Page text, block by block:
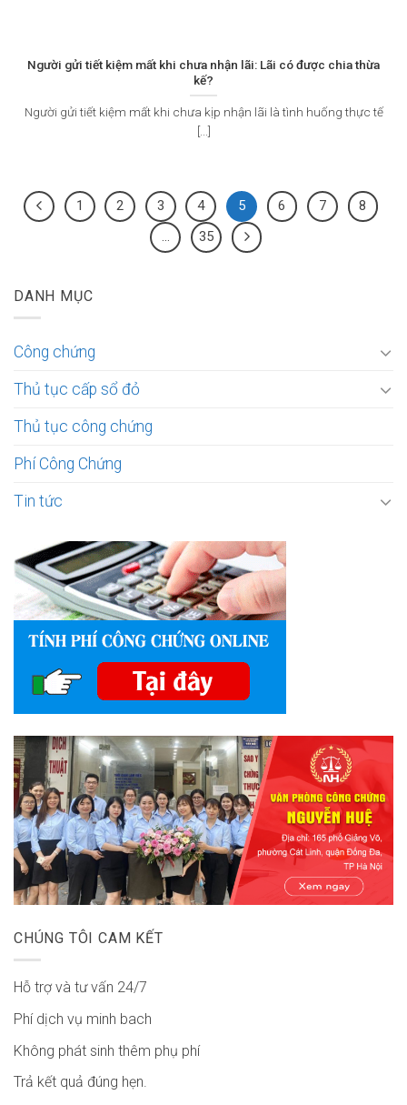
Người gửi tiết kiệm mất khi chưa nhận lãi: Lãi có được chia thừa
kế?
Người gửi tiết kiệm mất khi chưa kịp nhận lãi là tình huống thực tế
[...]
1 2 3 4 5 6 7
8
…
35
DANH MỤC
Công chứng
Thủ tục cấp sổ đỏ
Thủ tục công chứng
Phí Công Chứng
Tin tức
CHÚNG TÔI CAM KẾT
Hỗ trợ và tư vấn 24/7
Phí dịch vụ minh bach
Không phát sinh thêm phụ phí
Trả kết quả đúng hẹn.